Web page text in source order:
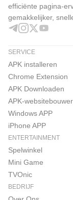
efficiënte pagina-
gemakkelijker,
SERVICE
APK installeren
Chrome Extension
APK Downloaden
APK-websitebouwer
Windows APP
iPhone APP
ENTERTAINMENT
Spelwinkel
Mini Game
TVOnic
BEDRIJF